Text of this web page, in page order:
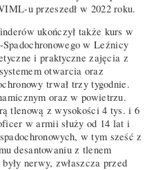
u przeszedł w 2022 roku.
ukończył także kurs w
w Leźnicy
i praktyczne zajęcia z
otwarcia oraz
trwał trzy tygodnie.
oraz w powietrzu.
tlenową z wysokości 4 tys. i 6
w armii służy od 14 lat i
w tym sześć z
desantowaniu z tlenem
nerwy, zwłaszcza przed